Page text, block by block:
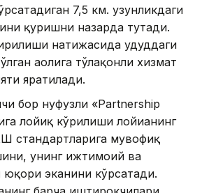
7,5 км. узунликдаги
қуришни назарда тутади.
натижасида ҳудуддаги
аҳолига тўлақонли хизмат
яратилади.
бор нуфузли «Partnership
лойиқ кўрилиши лойиҳанинг
стандартларига мувофиқ
унинг ижтимоий ва
юқори эканини кўрсатади.